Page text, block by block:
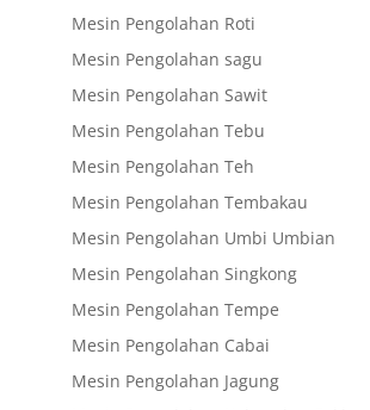
Mesin Pengolahan Roti
Mesin Pengolahan sagu
Mesin Pengolahan Sawit
Mesin Pengolahan Tebu
Mesin Pengolahan Teh
Mesin Pengolahan Tembakau
Mesin Pengolahan Umbi Umbian
Mesin Pengolahan Singkong
Mesin Pengolahan Tempe
Mesin Pengolahan Cabai
Mesin Pengolahan Jagung